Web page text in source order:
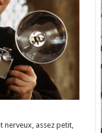
nerveux, assez petit,